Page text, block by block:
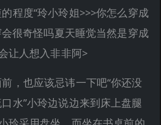
程度“玲小玲姐>>>你怎么穿成
很奇怪吗夏天睡觉当然是穿成
让人想入非非阿>
，也应该忌讳一下吧“你还没
水”小玲边说边来到床上盘腿